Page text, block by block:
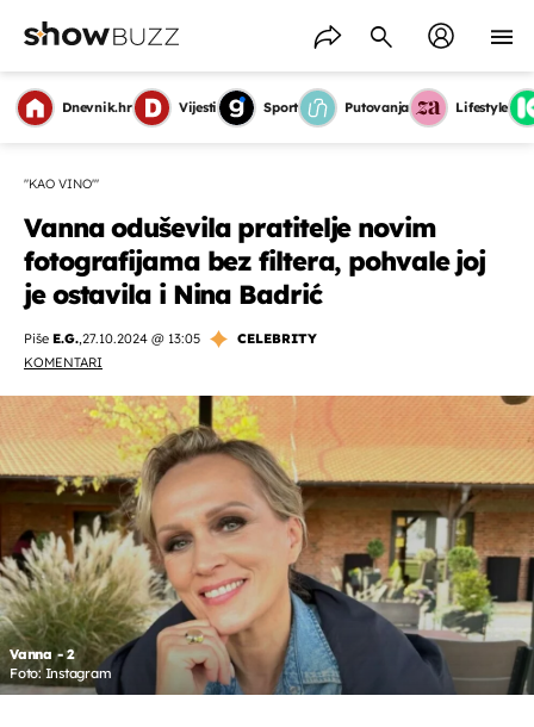
Dnevnik.hr Vijesti Sport Putovanja Lifestyle
"KAO VINO'"
Vanna oduševila pratitelje novim
fotografijama bez filtera, pohvale joj
je ostavila i Nina Badrić
Piše E.G.,27.10.2024 @ 13:05
CELEBRITY
KOMENTARI
Vanna - 2
Foto: Instagram
OMOGUĆI OBAVIJESTI